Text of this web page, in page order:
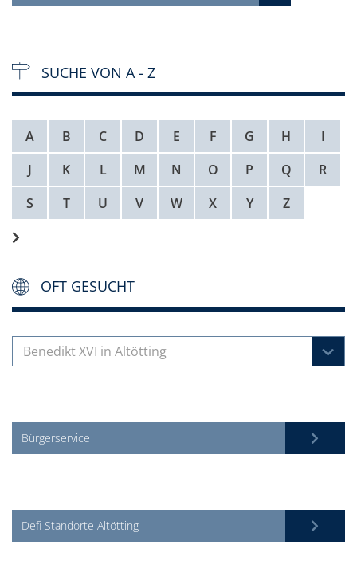
SUCHE VON A - Z
A B C D E F G H
I
J
K L M N O P Q
R
S
T U V W X Y Z
OFT GESUCHT
Benedikt XVI in Altötting
Bürgerservice
Defi Standorte Altötting